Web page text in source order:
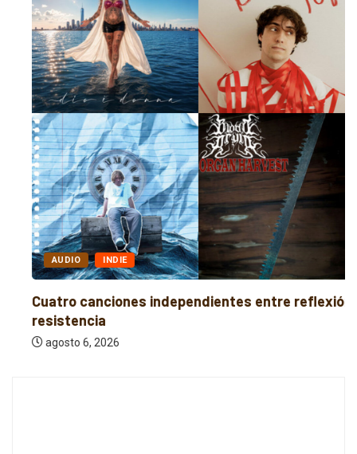
AUDIO INDIE
Cuatro canciones independientes entre reflexión y
resistencia
agosto 6, 2026